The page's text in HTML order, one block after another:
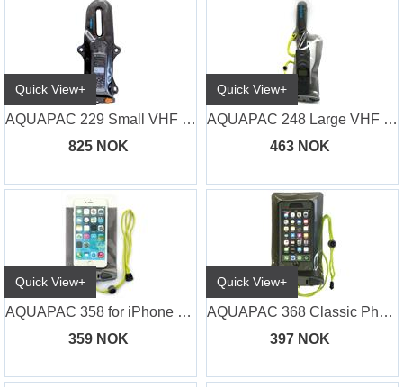
Quick View+
AQUAPAC 229 Small VHF PRO
825 NOK
Quick View+
AQUAPAC 248 Large VHF Classic
463 NOK
Quick View+
AQUAPAC 358 for iPhone 6 Plus
359 NOK
Quick View+
AQUAPAC 368 Classic Phone PlusPlus size
397 NOK